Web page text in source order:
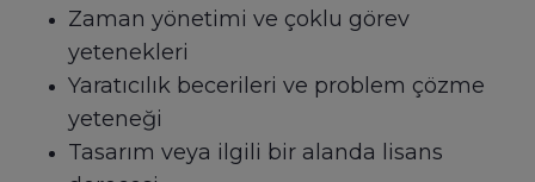
Zaman yönetimi ve çoklu görev
yetenekleri
Yaratıcılık becerileri ve problem çözme
yeteneği
Tasarım veya ilgili bir alanda lisans